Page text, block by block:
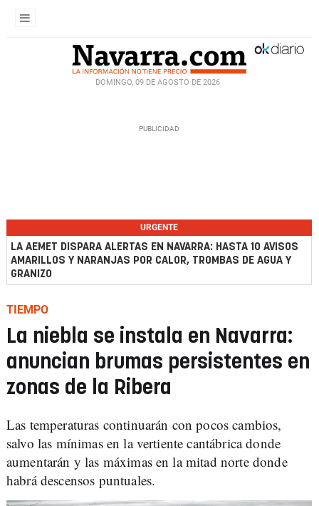
DOMINGO, 09 DE AGOSTO DE 2026
URGENTE
LA AEMET DISPARA ALERTAS EN NAVARRA: HASTA 10 AVISOS
AMARILLOS Y NARANJAS POR CALOR, TROMBAS DE AGUA Y
GRANIZO
TIEMPO
La niebla se instala en Navarra:
anuncian brumas persistentes en
zonas de la Ribera
Las temperaturas continuarán con pocos cambios,
salvo las mínimas en la vertiente cantábrica donde
aumentarán y las máximas en la mitad norte donde
habrá descensos puntuales.